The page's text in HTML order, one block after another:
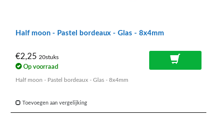
Half moon - Pastel bordeaux - Glas - 8x4mm
€2,25 20stuks
Op voorraad
Half moon - Pastel bordeaux - Glas - 8x4mm
Toevoegen aan vergelijking